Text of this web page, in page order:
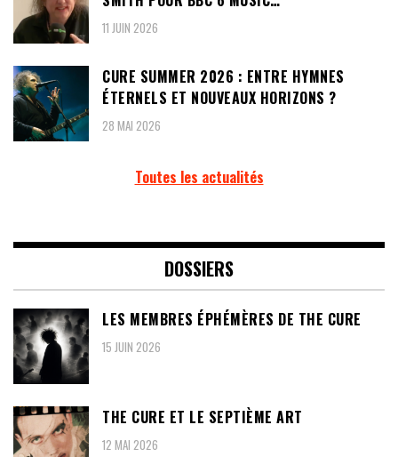
11 JUIN 2026
CURE SUMMER 2026 : ENTRE HYMNES
ÉTERNELS ET NOUVEAUX HORIZONS ?
28 MAI 2026
Toutes les actualités
DOSSIERS
LES MEMBRES ÉPHÉMÈRES DE THE CURE
15 JUIN 2026
THE CURE ET LE SEPTIÈME ART
12 MAI 2026